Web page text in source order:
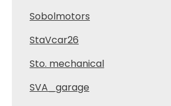
Sobolmotors
StaVcar26
Sto. mechanical
SVA_garage